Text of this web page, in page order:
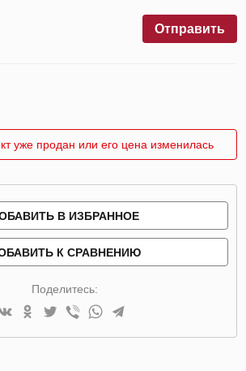
Отправить
уже продан или его цена изменилась
В ИЗБРАННОЕ
К СРАВНЕНИЮ
Поделитесь: